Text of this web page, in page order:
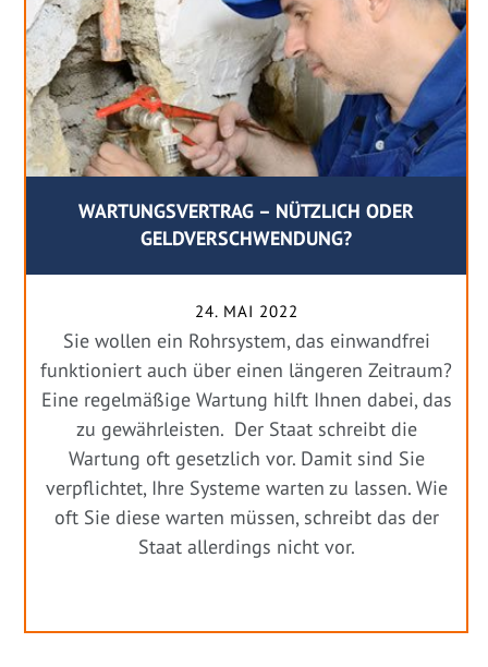
WARTUNGSVERTRAG – NÜTZLICH ODER
GELDVERSCHWENDUNG?
24. MAI 2022
Sie wollen ein Rohrsystem, das einwandfrei
funktioniert auch über einen längeren Zeitraum?
Eine regelmäßige Wartung hilft Ihnen dabei, das
zu gewährleisten. Der Staat schreibt die
Wartung oft gesetzlich vor. Damit sind Sie
verpflichtet, Ihre Systeme warten zu lassen. Wie
oft Sie diese warten müssen, schreibt das der
Staat allerdings nicht vor.